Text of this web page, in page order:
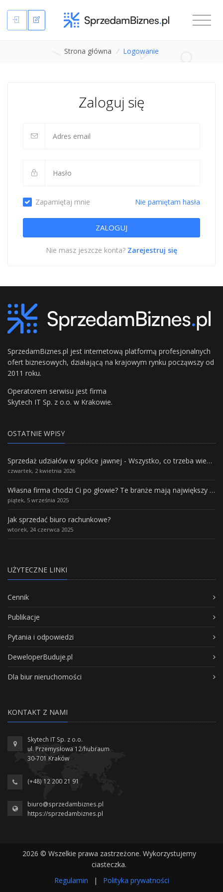
Strona główna / Logowanie
Zaloguj się
Zapamiętaj mnie Nie pamiętam hasła
Nie masz jeszcze konta? Zarejestruj się
SprzedamBiznes.pl jest internetową platformą profesjonalnych
ofert biznesowych, działającą na krajowym rynku począwszy od
2011 roku.
Operatorem serwisu jest firma
Skytech IT Sp. z o.o. w Krakowie.
OSTATNIE WPISY
Sprzedaż udziałów w spółce jawnej - Wszystko, co trzeba wiedzieć.
czwartek, 2 kwietnia 2026
Własna firma chodzi Ci po głowie? Te branże mają największy potencjał rozwoju
piątek, 5 września 2025
Jak sprzedać biuro rachunkowe?
wtorek, 24 czerwca 2025
UŻYTECZNE LINKI
Cennik
Publikacje
Pytania i odpowiedzi
DeweloperBuduje.pl
Dla biur nieruchomości
KONTAKT Z NAMI
Skytech IT Sp. z o.o.
ul. Przemysłowa 12/hubraum
30-701 Kraków
(+48) 12 200 21 91
biuro@sprzedambiznes.pl
https://sprzedambiznes.pl
2026 © Wszelkie prawa zastrzeżone. Wykorzystujemy
ciasteczka.
Regulamin
| Polityka prywatności